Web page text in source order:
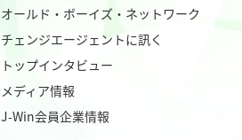
オールド・ボーイズ・ネットワーク
チェンジエージェントに訊く
トップインタビュー
メディア情報
J-Win会員企業情報